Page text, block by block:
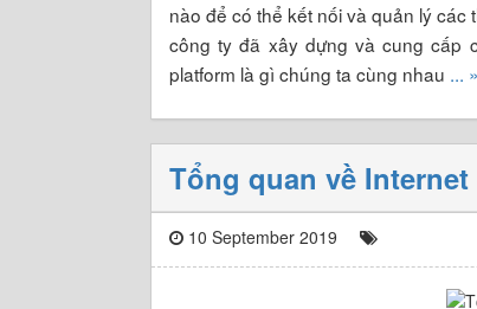
nào để có thể kết nối và quản lý
công ty đã xây dựng và cung cấp
platform là gì chúng ta cùng nhau ... »
Tổng quan về
10 September 2019